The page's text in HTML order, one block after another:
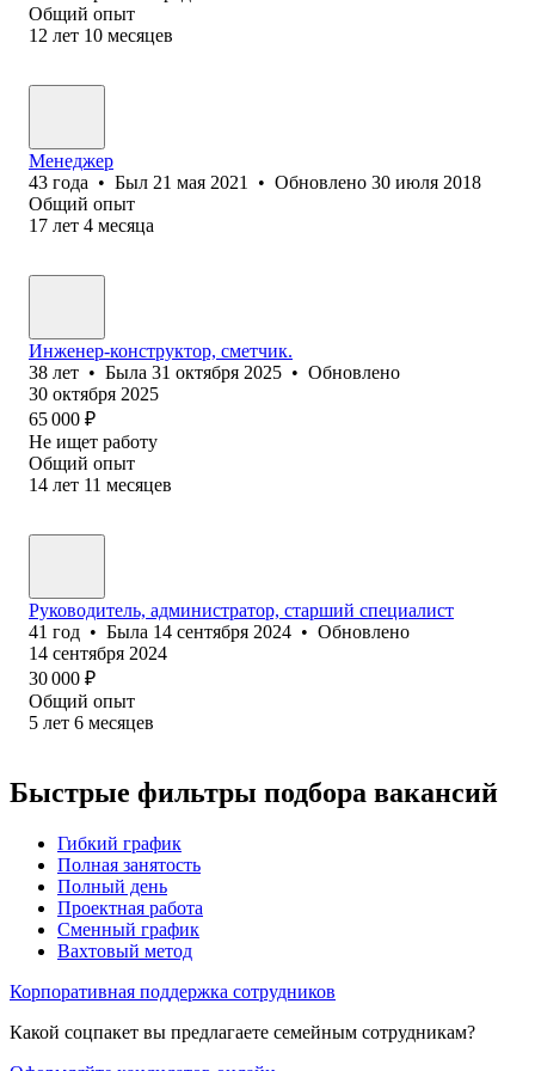
Общий опыт
12 лет 10 месяцев
Менеджер
43 года • Был 21 мая 2021 • Обновлено 30 июля 2018
Общий опыт
17 лет 4 месяца
Инженер-конструктор, сметчик.
38 лет • Была 31 октября 2025 • Обновлено
30 октября 2025
65 000 ₽
Не ищет работу
Общий опыт
14 лет 11 месяцев
Руководитель, администратор, старший специалист
41 год • Была 14 сентября 2024 • Обновлено
14 сентября 2024
30 000 ₽
Общий опыт
5 лет 6 месяцев
Быстрые фильтры подбора вакансий
Гибкий график
Полная занятость
Полный день
Проектная работа
Сменный график
Вахтовый метод
Корпоративная поддержка сотрудников
Какой соцпакет вы предлагаете семейным сотрудникам?